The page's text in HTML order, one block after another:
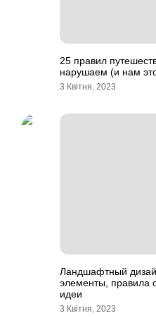
25 правил
нарушаем (и нам
3 Квітня, 2023
Ландшафтный
элементы, правила
идеи
3 Квітня, 2023